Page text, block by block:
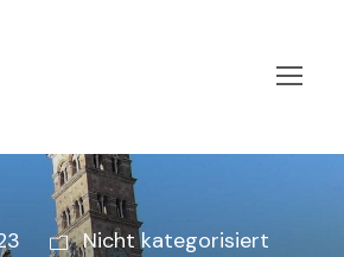
Nicht kategorisiert